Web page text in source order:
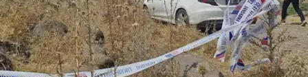
Kars
Kastamonu
Kayseri